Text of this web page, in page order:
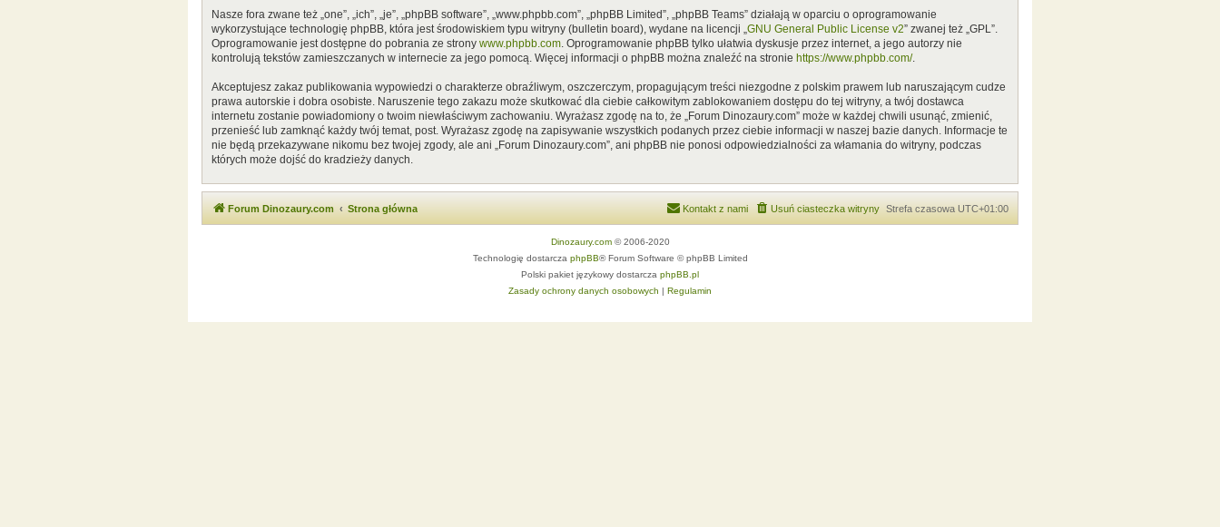
Nasze fora zwane też „one”, „ich”, „je”, „phpBB software”, „www.phpbb.com”, „phpBB Limited”, „phpBB Teams” działają w oparciu o oprogramowanie
wykorzystujące technologię phpBB, która jest środowiskiem typu witryny (bulletin board), wydane na licencji „GNU General Public License v2” zwanej też „GPL”.
Oprogramowanie jest dostępne do pobrania ze strony www.phpbb.com. Oprogramowanie phpBB tylko ułatwia dyskusje przez internet, a jego autorzy nie
kontrolują tekstów zamieszczanych w internecie za jego pomocą. Więcej informacji o phpBB można znaleźć na stronie https://www.phpbb.com/.
Akceptujesz zakaz publikowania wypowiedzi o charakterze obraźliwym, oszczerczym, propagującym treści niezgodne z polskim prawem lub naruszającym cudze
prawa autorskie i dobra osobiste. Naruszenie tego zakazu może skutkować dla ciebie całkowitym zablokowaniem dostępu do tej witryny, a twój dostawca
internetu zostanie powiadomiony o twoim niewłaściwym zachowaniu. Wyrażasz zgodę na to, że „Forum Dinozaury.com” może w każdej chwili usunąć, zmienić,
przenieść lub zamknąć każdy twój temat, post. Wyrażasz zgodę na zapisywanie wszystkich podanych przez ciebie informacji w naszej bazie danych. Informacje te
nie będą przekazywane nikomu bez twojej zgody, ale ani „Forum Dinozaury.com”, ani phpBB nie ponosi odpowiedzialności za włamania do witryny, podczas
których może dojść do kradzieży danych.
Forum Dinozaury.com Strona główna Strefa czasowa UTC+01:00
Usuń ciasteczka witryny
Kontakt z nami
Dinozaury.com© 2006-2020
Technologię dostarcza phpBB® Forum Software © phpBB Limited
Polski pakiet językowy dostarcza phpBB.pl
Zasady ochrony danych osobowych | Regulamin